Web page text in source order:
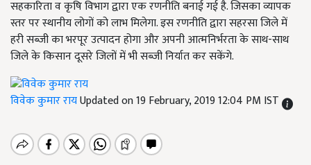
सहकारिता व कृषि विभाग द्वारा एक रणनीति बनाई गई है. जिसका व्यापक
स्तर पर स्थानीय लोगों को लाभ मिलेगा. इस रणनीति द्वारा सहरसा जिले में
हरी सब्जी का भरपूर उत्पादन होगा और अपनी आत्मनिर्भरता के साथ-साथ
जिले के किसान दूसरे जिलों में भी सब्जी निर्यात कर सकेंगे.
विवेक कुमार रायUpdated on 19 February, 2019 12:04 PM IST